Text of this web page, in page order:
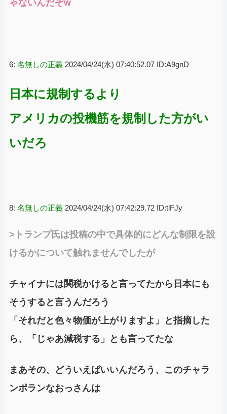
ゃないんだぞw
6: 名無しの正義 2024/04/24(水) 07:40:52.07 ID:A9gnD
日本に規制するより
アメリカの投機筋を規制した方がい
いだろ
8: 名無しの正義 2024/04/24(水) 07:42:29.72 ID:tlFJy
>トランプ氏は投稿の中で具体的にどんな制限を設
けるかについて触れませんでしたが
チャイナには関税かけると言ってたから日本にも
そうすると言うんだろう
「それだと色々物価が上がりますよ」と指摘した
ら、「じゃあ減税する」とも言ってたな
まあその、どういえばいいんだろう、このチャラ
ンポランなおっさんは